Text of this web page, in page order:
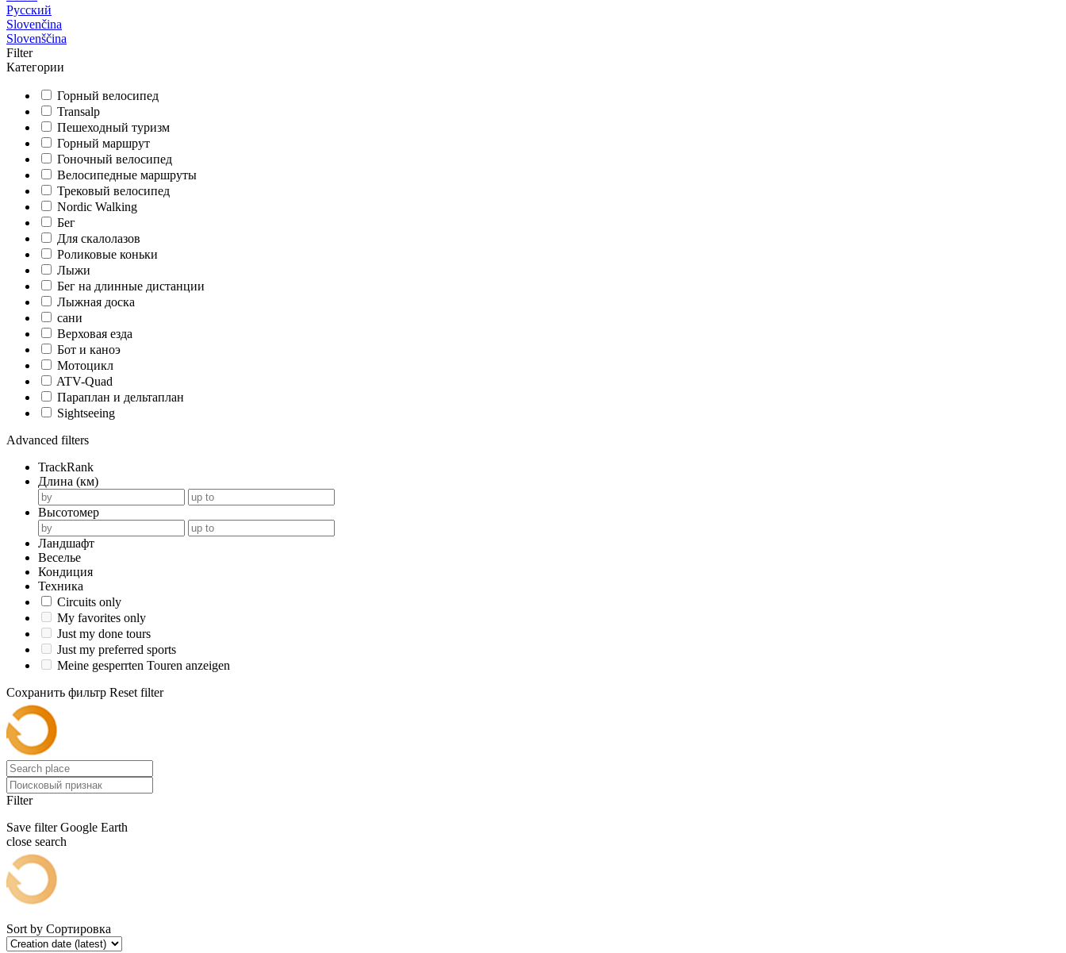
Русский
Slovenčina
Slovenščina
Filter
Категории
Горный велосипед
Transalp
Пешеходный туризм
Горный маршрут
Гоночный велосипед
Велосипедные маршруты
Трековый велосипед
Nordic Walking
Бег
Для скалолазов
Роликовые коньки
Лыжи
Бег на длинные дистанции
Лыжная доска
сани
Верховая езда
Бот и каноэ
Мотоцикл
ATV-Quad
Параплан и дельтаплан
Sightseeing
Advanced filters
TrackRank
Длина (км)
Высотомер
Ландшафт
Веселье
Кондиция
Техника
Circuits only
My favorites only
Just my done tours
Just my preferred sports
Meine gesperrten Touren anzeigen
Сохранить фильтр Reset filter
Filter
Save filter Google Earth
close search
Sort by Сортировка